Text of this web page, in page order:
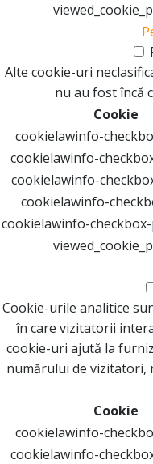
Alte cookie-uri
nu au fost încă
Cookie
cookielawinfo-
cookielawinfo-
cookielawinfo-
cookielawinfo-
cookielawinfo-
Cookie-urile analitice
în care vizitatorii
cookie-uri ajută la
numărului de vizitatori,
Cookie
cookielawinfo-
cookielawinfo-